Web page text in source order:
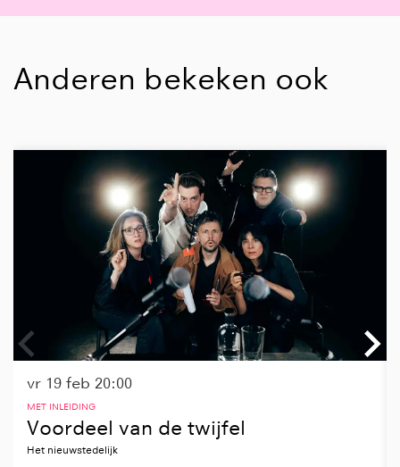
Anderen bekeken ook
Voordeel van de twijfel
Het nieuwstedelijk
MET INLEIDING
vr 19 feb 20:00